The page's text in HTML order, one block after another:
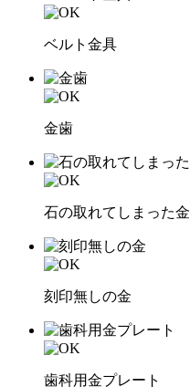
ベルト金具
金歯
石の取れてしまった金
刻印無しの金
歯科用金プレート